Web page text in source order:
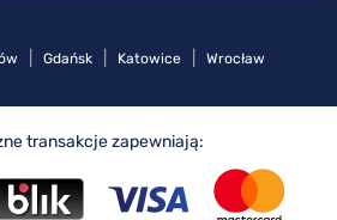
Gdańsk Katowice Wrocław
transakcje zapewniają: